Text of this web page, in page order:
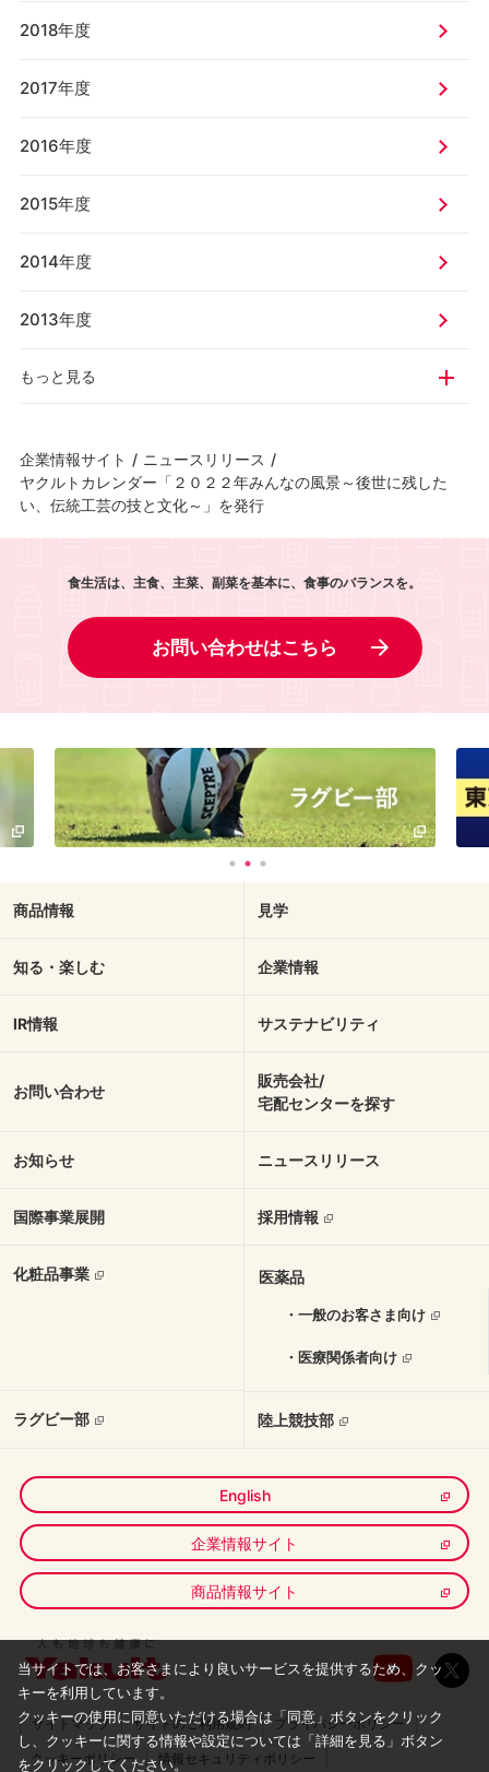
2018年度
2017年度
2016年度
2015年度
2014年度
2013年度
もっと見る
企業情報サイト / ニュースリリース /
ヤクルトカレンダー「２０２２年みんなの風景～後世に残した
い、伝統工芸の技と文化～」を発行
食生活は、主食、主菜、副菜を基本に、食事のバランスを。
お問い合わせはこちら
English
企業情報サイト
商品情報サイト
商品情報 見学
知る・楽しむ 企業情報
IR情報 サステナビリティ
お問い合わせ
販売会社/
宅配センターを探す
お知らせ ニュースリリース
国際事業展開 採用情報
化粧品事業 医薬品
・一般のお客さま向け
・医療関係者向け
ラグビー部 陸上競技部
サイトマップ サイトのご利用規約 プライバシーポリシー
クッキーポリシー 情報セキュリティポリシー
当サイトでは、お客さまにより良いサービスを提供するため、クッ
キーを利用しています。
クッキーの使用に同意いただける場合は「同意」ボタンをクリック
し、 クッキーに関する情報や設定については「詳細を見る」ボタン
をクリックしてください。